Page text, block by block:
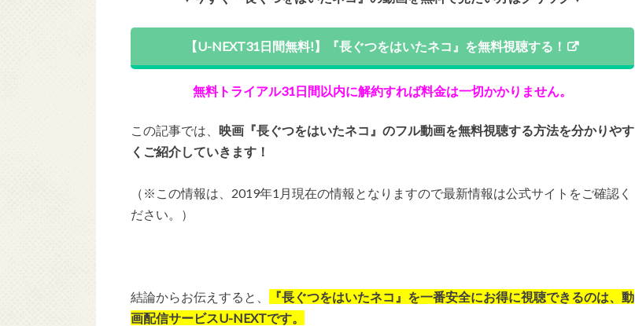
【U-NEXT31日間無料!】『長ぐつをはいたネコ』を無料視聴する！
無料トライアル31日間以内に解約すれば料金は一切かかりません。
この記事では、 映画『長ぐつをはいたネコ』のフル動画を無料視聴する方法を分かりやす
くご紹介していきます！
（※この情報は、2019年1月現在の情報となりますので最新情報は公式サイトをご確認く
ださい。）
結論からお伝えすると、
『長ぐつをはいたネコ』を一番安全にお得に視聴できるのは、動
画配信サービスU-NEXTです。